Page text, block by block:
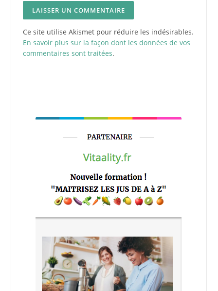
Ce site utilise Akismet pour réduire les indésirables.
En savoir plus sur la façon dont les données de vos
commentaires sont traitées.